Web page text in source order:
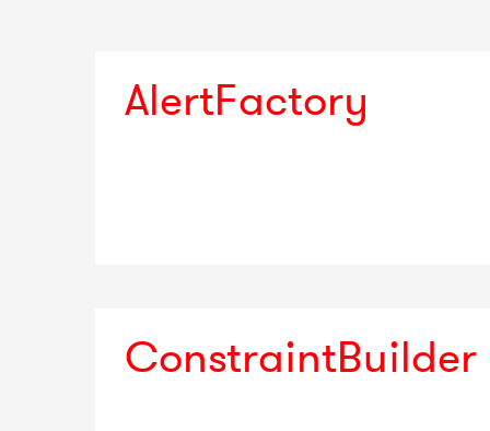
AlertFactory
ConstraintBuilder